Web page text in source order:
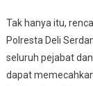
Tak hanya itu,
Polresta Deli
seluruh pejabat
dapat